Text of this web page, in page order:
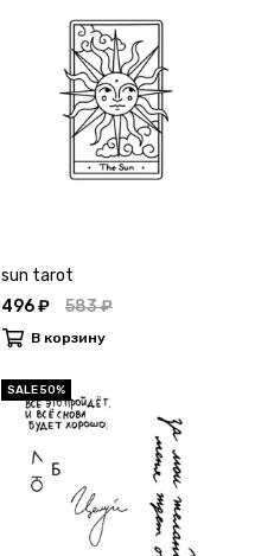
sun tarot
496 ₽
583 ₽
В корзину
SALE 50%